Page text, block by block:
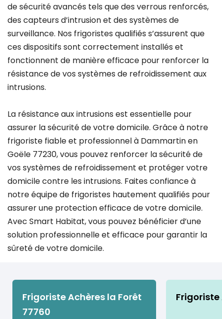
de sécurité avancés tels que des verrous renforcés,
des capteurs d’intrusion et des systèmes de
surveillance. Nos frigoristes qualifiés s’assurent que
ces dispositifs sont correctement installés et
fonctionnent de manière efficace pour renforcer la
résistance de vos systèmes de refroidissement aux
intrusions.
La résistance aux intrusions est essentielle pour
assurer la sécurité de votre domicile. Grâce à notre
frigoriste fiable et professionnel à Dammartin en
Goële 77230, vous pouvez renforcer la sécurité de
vos systèmes de refroidissement et protéger votre
domicile contre les intrusions. Faites confiance à
notre équipe de frigoristes hautement qualifiés pour
assurer une protection efficace de votre domicile.
Avec Smart Habitat, vous pouvez bénéficier d’une
solution professionnelle et efficace pour garantir la
sûreté de votre domicile.
Frigoriste Achères la Forêt
77760
Frigoriste